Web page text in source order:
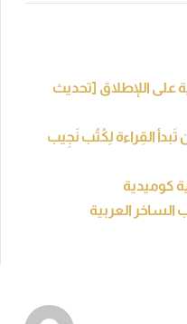
على اللإطلاق [تحديث
القِراءة لِكُتُب نَجِيب